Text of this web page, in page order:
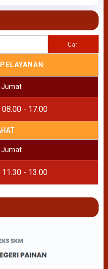
untuk:
Jumat
08.00 - 17.00
Jumat
11.30 - 13.00